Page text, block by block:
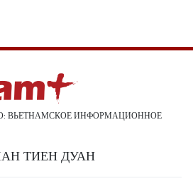
ВЬЕТНАМСКОЕ ИНФОРМАЦИОННОЕ
ЧАН ТИЕН ДУАН